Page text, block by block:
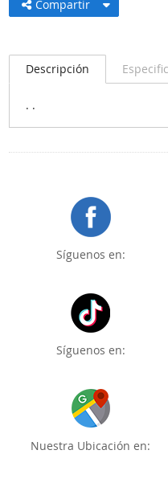
Compartir
Descripción
. .
Síguenos en:
Síguenos en:
Nuestra Ubicación en: